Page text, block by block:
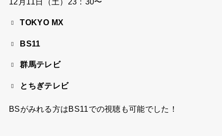
TOKYO MX
BS11
群馬テレビ
とちぎテレビ
BSがみれる方はBS11での視聴も可能でした！